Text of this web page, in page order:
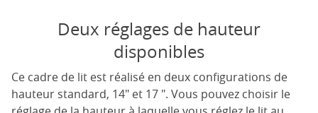
Deux réglages de hauteur
disponibles
Ce cadre de lit est réalisé en deux configurations de
hauteur standard, 14" et 17 ". Vous pouvez choisir le